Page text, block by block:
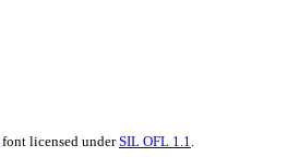
font licensed underSIL OFL 1.1